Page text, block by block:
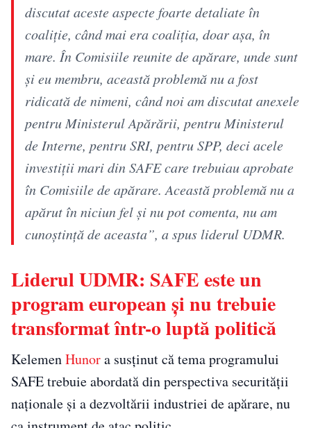
discutat aceste aspecte foarte detaliate în
coaliţie, când mai era coaliţia, doar aşa, în
mare. În Comisiile reunite de apărare, unde sunt
şi eu membru, această problemă nu a fost
ridicată de nimeni, când noi am discutat anexele
pentru Ministerul Apărării, pentru Ministerul
de Interne, pentru SRI, pentru SPP, deci acele
investiţii mari din SAFE care trebuiau aprobate
în Comisiile de apărare. Această problemă nu a
apărut în niciun fel şi nu pot comenta, nu am
cunoştinţă de aceasta”, a spus liderul UDMR.
Liderul UDMR: SAFE este un
program european și nu trebuie
transformat într-o luptă politică
KelemenHunora susținut că tema programului
SAFE trebuie abordată din perspectiva securității
naționale și a dezvoltării industriei de apărare, nu